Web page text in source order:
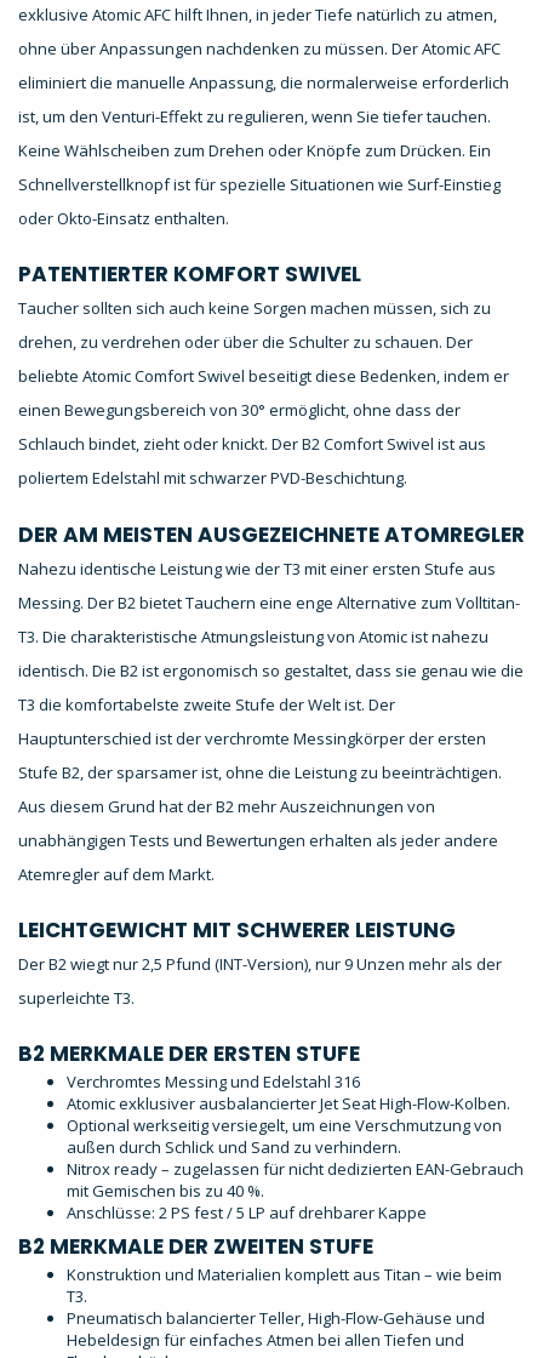
exklusive Atomic AFC hilft Ihnen, in jeder Tiefe natürlich zu atmen,
ohne über Anpassungen nachdenken zu müssen. Der Atomic AFC
eliminiert die manuelle Anpassung, die normalerweise erforderlich
ist, um den Venturi-Effekt zu regulieren, wenn Sie tiefer tauchen.
Keine Wählscheiben zum Drehen oder Knöpfe zum Drücken. Ein
Schnellverstellknopf ist für spezielle Situationen wie Surf-Einstieg
oder Okto-Einsatz enthalten.
PATENTIERTER KOMFORT SWIVEL
Taucher sollten sich auch keine Sorgen machen müssen, sich zu
drehen, zu verdrehen oder über die Schulter zu schauen. Der
beliebte Atomic Comfort Swivel beseitigt diese Bedenken, indem er
einen Bewegungsbereich von 30° ermöglicht, ohne dass der
Schlauch bindet, zieht oder knickt. Der B2 Comfort Swivel ist aus
poliertem Edelstahl mit schwarzer PVD-Beschichtung.
DER AM MEISTEN AUSGEZEICHNETE ATOMREGLER
Nahezu identische Leistung wie der T3 mit einer ersten Stufe aus
Messing. Der B2 bietet Tauchern eine enge Alternative zum Volltitan-
T3. Die charakteristische Atmungsleistung von Atomic ist nahezu
identisch. Die B2 ist ergonomisch so gestaltet, dass sie genau wie die
T3 die komfortabelste zweite Stufe der Welt ist. Der
Hauptunterschied ist der verchromte Messingkörper der ersten
Stufe B2, der sparsamer ist, ohne die Leistung zu beeinträchtigen.
Aus diesem Grund hat der B2 mehr Auszeichnungen von
unabhängigen Tests und Bewertungen erhalten als jeder andere
Atemregler auf dem Markt.
LEICHTGEWICHT MIT SCHWERER LEISTUNG
Der B2 wiegt nur 2,5 Pfund (INT-Version), nur 9 Unzen mehr als der
superleichte T3.
B2 MERKMALE DER ERSTEN STUFE
Verchromtes Messing und Edelstahl 316
Atomic exklusiver ausbalancierter Jet Seat High-Flow-Kolben.
Optional werkseitig versiegelt, um eine Verschmutzung von
außen durch Schlick und Sand zu verhindern.
Nitrox ready – zugelassen für nicht dedizierten EAN-Gebrauch
mit Gemischen bis zu 40 %.
Anschlüsse: 2 PS fest / 5 LP auf drehbarer Kappe
B2 MERKMALE DER ZWEITEN STUFE
Konstruktion und Materialien komplett aus Titan – wie beim
T3.
Pneumatisch balancierter Teller, High-Flow-Gehäuse und
Hebeldesign für einfaches Atmen bei allen Tiefen und